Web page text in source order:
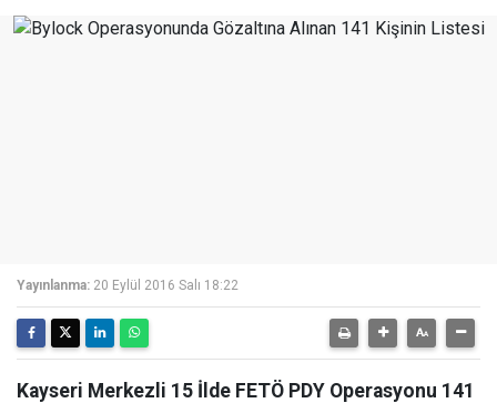
Yayınlanma: 20 Eylül 2016 Salı 18:22
Kayseri Merkezli 15 İlde FETÖ PDY Operasyonu 141